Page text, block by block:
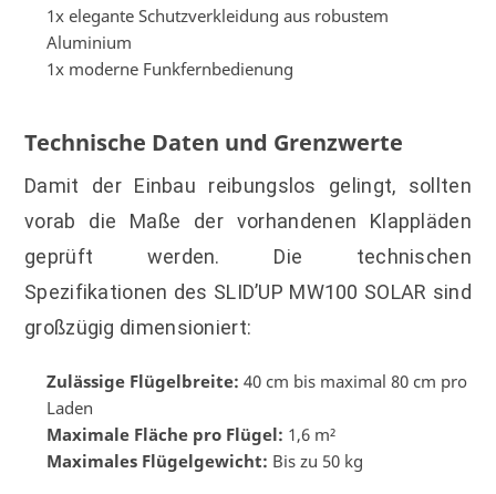
1x elegante Schutzverkleidung aus robustem
Aluminium
1x moderne Funkfernbedienung
Technische Daten und Grenzwerte
Damit der Einbau reibungslos gelingt, sollten
vorab die Maße der vorhandenen Klappläden
geprüft werden. Die technischen
Spezifikationen des SLID’UP MW100 SOLAR sind
großzügig dimensioniert:
Zulässige Flügelbreite: 40 cm bis maximal 80 cm pro
Laden
Maximale Fläche pro Flügel: 1,6 m²
Maximales Flügelgewicht: Bis zu 50 kg